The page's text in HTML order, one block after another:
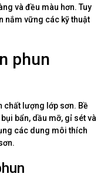
và đều màu hơn. Tuy
nắm vững các kỹ thuật
phun
chất lượng lớp sơn. Bề
bẩn, dầu mỡ, gỉ sét và
các dung môi thích